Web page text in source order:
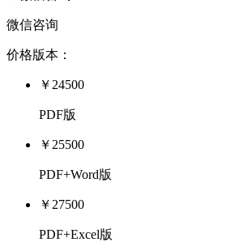
微信咨询
价格版本：
￥24500
PDF版
￥25500
PDF+Word版
￥27500
PDF+Excel版